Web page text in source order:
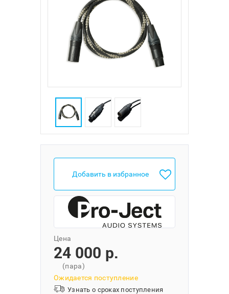
Добавить в избранное
Цена
24 000 p.
(пара)
Ожидается поступление
Узнать о сроках поступления